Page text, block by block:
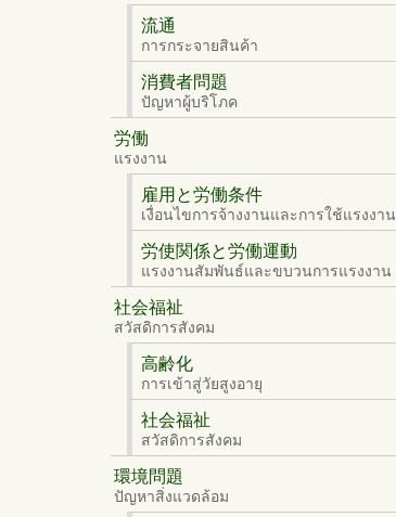
流通
การกระจายสินค้า
消費者問題
ปัญหาผู้บริโภค
労働
แรงงาน
雇用と労働条件
เงื่อนไขการจ้างงานและการใช้แรงงาน
労使関係と労働運動
แรงงานสัมพันธ์และขบวนการแรงงาน
社会福祉
สวัสดิการสังคม
高齢化
การเข้าสู่วัยสูงอายุ
社会福祉
สวัสดิการสังคม
環境問題
ปัญหาสิ่งแวดล้อม